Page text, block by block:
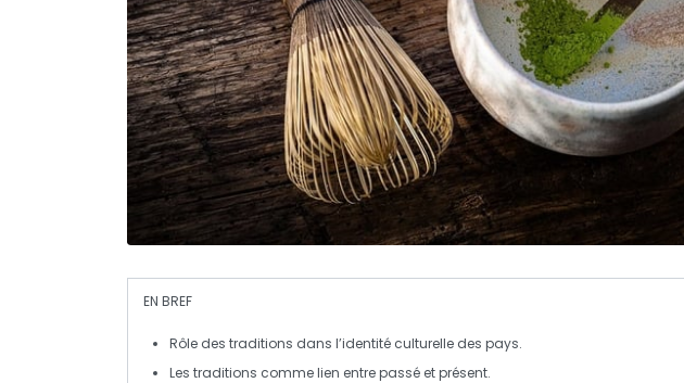
EN BREF
Rôle des traditions dans l’identité culturelle des pays.
Les traditions commelien entre passé et présent.